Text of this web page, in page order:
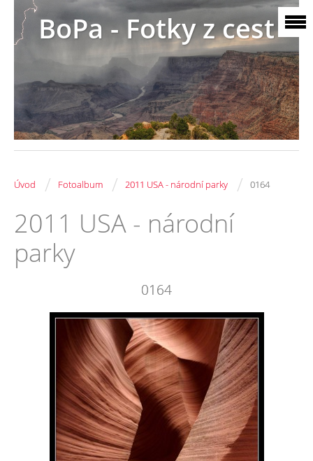
BoPa - Fotky z cest
Úvod / Fotoalbum / 2011 USA - národní parky / 0164
2011 USA - národní
parky
0164